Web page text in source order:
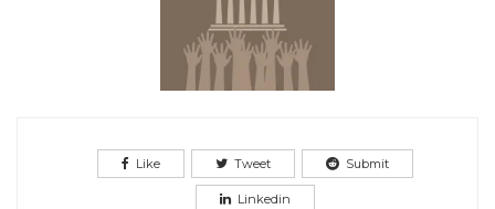
Like Tweet Submit
Linkedin